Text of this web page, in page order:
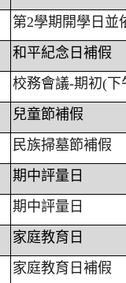
第2學期開學日並
和平紀念日補假
校務會議-期初(下
兒童節補假
民族掃墓節補假
期中評量日
期中評量日
家庭教育日
家庭教育日補假